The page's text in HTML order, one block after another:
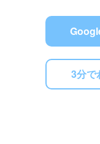
3分で